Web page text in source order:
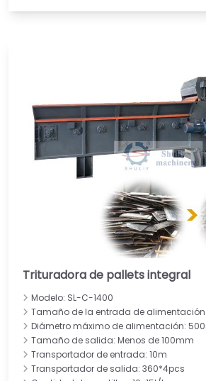
Trituradora de pallets integral
Modelo: SL-C-1400
Tamaño de la entrada de
Diámetro máximo de alimentación:
Tamaño de salida: Menos de 100mm
Transportador de entrada: 10m
Transportador de salida: 360*4pcs